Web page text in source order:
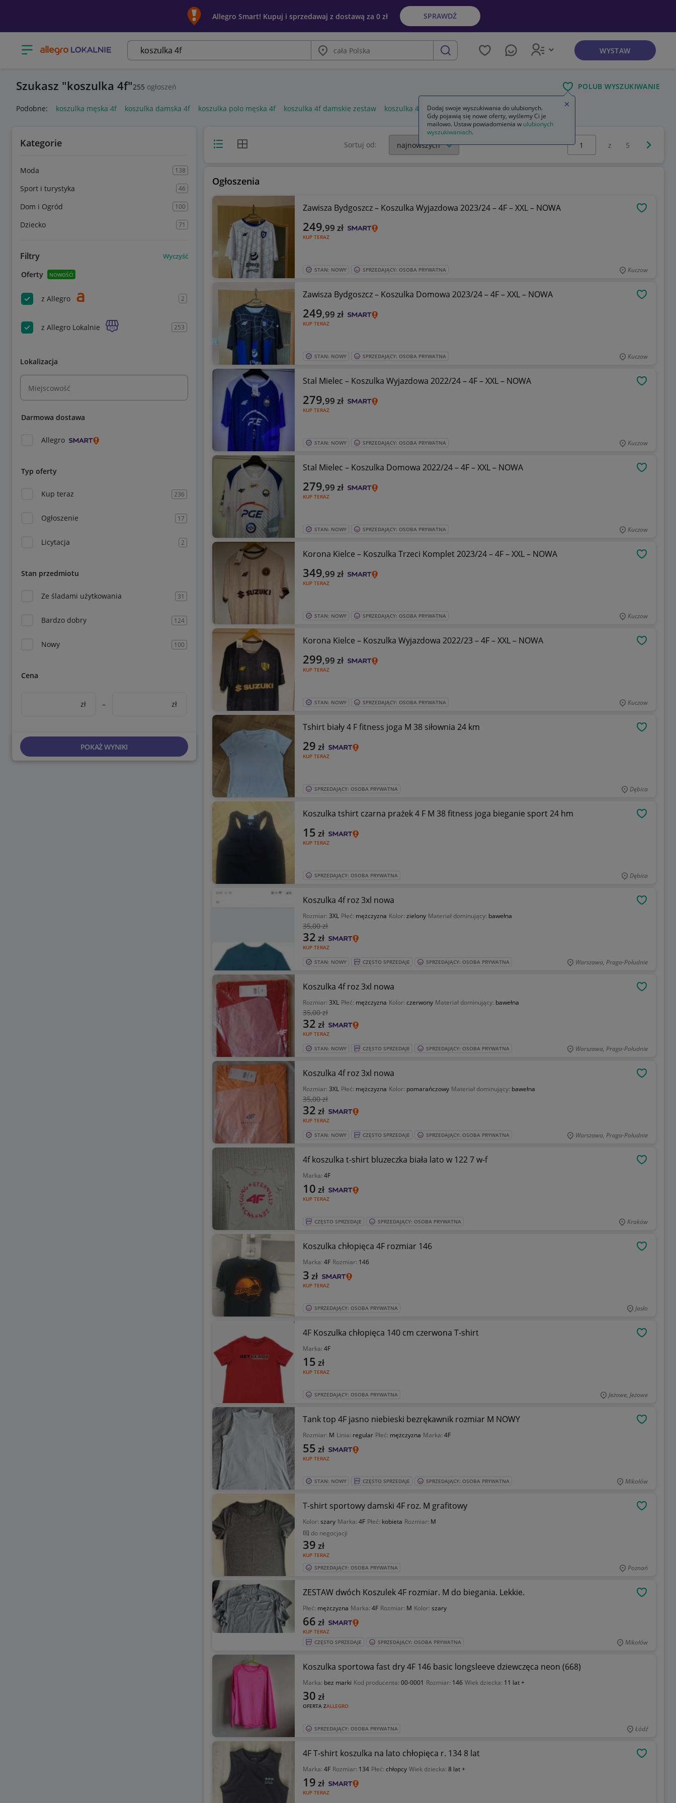
Allegro Smart! Kupuj i sprzedawaj z dostawą za 0 zł SPRAWDŹ
Otwórz menu z kategoriami
Miasto
szukaj
WYSTAW
Szukasz koszulka 4f 255 ogłoszeń POLUB WYSZUKIWANIE
Podobne: koszulka męska 4f koszulka damska 4f koszulka polo męska 4f koszulka 4f damskie zestaw koszulka 4f m męska
Kategorie
Moda 138
Sport i turystyka 46
Dom i Ogród 100
Dziecko 71
Filtry Wyczyść
Oferty NOWOŚĆ!
z Allegro 2
z Allegro Lokalnie 253
Lokalizacja
Miejscowość
Darmowa dostawa
Allegro
Typ oferty
Kup teraz 236
Ogłoszenie 17
Licytacja 2
Stan przedmiotu
Ze śladami użytkowania 31
Bardzo dobry 124
Nowy 100
Cena
zł – zł
POKAŻ WYNIKI
Widok listyWidok siatki Sortuj od: z 5
Ogłoszenia
Zawisza Bydgoszcz – Koszulka Wyjazdowa 2023/24 – 4F – XXL – NOWA
KUP TERAZ
249,99 zł
STAN: NOWY SPRZEDAJĄCY: OSOBA PRYWATNA Kuczow
Zawisza Bydgoszcz – Koszulka Domowa 2023/24 – 4F – XXL – NOWA
KUP TERAZ
249,99 zł
STAN: NOWY SPRZEDAJĄCY: OSOBA PRYWATNA Kuczow
Stal Mielec – Koszulka Wyjazdowa 2022/24 – 4F – XXL – NOWA
KUP TERAZ
279,99 zł
STAN: NOWY SPRZEDAJĄCY: OSOBA PRYWATNA Kuczow
Stal Mielec – Koszulka Domowa 2022/24 – 4F – XXL – NOWA
KUP TERAZ
279,99 zł
STAN: NOWY SPRZEDAJĄCY: OSOBA PRYWATNA Kuczow
Korona Kielce – Koszulka Trzeci Komplet 2023/24 – 4F – XXL – NOWA
KUP TERAZ
349,99 zł
STAN: NOWY SPRZEDAJĄCY: OSOBA PRYWATNA Kuczow
Korona Kielce – Koszulka Wyjazdowa 2022/23 – 4F – XXL – NOWA
KUP TERAZ
299,99 zł
STAN: NOWY SPRZEDAJĄCY: OSOBA PRYWATNA Kuczow
Tshirt biały 4 F fitness joga M 38 siłownia 24 km
KUP TERAZ
29 zł
SPRZEDAJĄCY: OSOBA PRYWATNA Dębica
Koszulka tshirt czarna prażek 4 F M 38 fitness joga bieganie sport 24 hm
KUP TERAZ
15 zł
SPRZEDAJĄCY: OSOBA PRYWATNA Dębica
Koszulka 4f roz 3xl nowa
Rozmiar: 3XL Płeć: mężczyzna Kolor: zielony Materiał dominujący: bawełna
35,00 zł
KUP TERAZ
32 zł
STAN: NOWY CZĘSTO SPRZEDAJE SPRZEDAJĄCY: OSOBA PRYWATNA Warszawa, Praga-Południe
Koszulka 4f roz 3xl nowa
Rozmiar: 3XL Płeć: mężczyzna Kolor: czerwony Materiał dominujący: bawełna
35,00 zł
KUP TERAZ
32 zł
STAN: NOWY CZĘSTO SPRZEDAJE SPRZEDAJĄCY: OSOBA PRYWATNA Warszawa, Praga-Południe
Koszulka 4f roz 3xl nowa
Rozmiar: 3XL Płeć: mężczyzna Kolor: pomarańczowy Materiał dominujący: bawełna
35,00 zł
KUP TERAZ
32 zł
STAN: NOWY CZĘSTO SPRZEDAJE SPRZEDAJĄCY: OSOBA PRYWATNA Warszawa, Praga-Południe
4f koszulka t-shirt bluzeczka biała lato w 122 7 w-f
Marka: 4F
KUP TERAZ
10 zł
CZĘSTO SPRZEDAJE SPRZEDAJĄCY: OSOBA PRYWATNA Kraków
Koszulka chłopięca 4F rozmiar 146
Marka: 4F Rozmiar: 146
KUP TERAZ
3 zł
SPRZEDAJĄCY: OSOBA PRYWATNA Jasło
4F Koszulka chłopięca 140 cm czerwona T-shirt
Marka: 4F
KUP TERAZ
15 zł
SPRZEDAJĄCY: OSOBA PRYWATNA Jeżowe, Jeżowe
Tank top 4F jasno niebieski bezrękawnik rozmiar M NOWY
Rozmiar: M Linia: regular Płeć: mężczyzna Marka: 4F
KUP TERAZ
55 zł
STAN: NOWY CZĘSTO SPRZEDAJE SPRZEDAJĄCY: OSOBA PRYWATNA Mikołów
T-shirt sportowy damski 4F roz. M grafitowy
Kolor: szary Marka: 4F Płeć: kobieta Rozmiar: M
do negocjacji
KUP TERAZ
39 zł
SPRZEDAJĄCY: OSOBA PRYWATNA Poznań
ZESTAW dwóch Koszulek 4F rozmiar. M do biegania. Lekkie.
Płeć: mężczyzna Marka: 4F Rozmiar: M Kolor: szary
KUP TERAZ
66 zł
CZĘSTO SPRZEDAJE SPRZEDAJĄCY: OSOBA PRYWATNA Mikołów
Koszulka sportowa fast dry 4F 146 basic longsleeve dziewczęca neon (668)
Marka: bez marki Kod producenta: 00-0001 Rozmiar: 146 Wiek dziecka: 11 lat +
OFERTA ZALLEGRO
30 zł
SPRZEDAJĄCY: OSOBA PRYWATNA Łódź
4F T-shirt koszulka na lato chłopięca r. 134 8 lat
Marka: 4F Rozmiar: 134 Płeć: chłopcy Wiek dziecka: 8 lat +
KUP TERAZ
19 zł
Dodaj swoje wyszukiwania do ulubionych.
Gdy pojawią się nowe oferty, wyślemy Ci je
mailowo. Ustaw powiadomienia w ulubionych
wyszukiwaniach.
Zamknij wskazówkę